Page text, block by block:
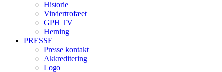
Historie
Vindertrofæet
GPH TV
Herning
PRESSE
Presse kontakt
Akkreditering
Logo